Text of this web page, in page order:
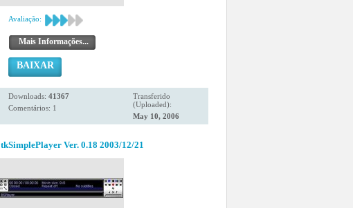
Avaliação:
Mais Informações...
BAIXAR
Downloads: 41367
Comentários: 1
Transferido
(Uploaded):
May 10, 2006
tkSimplePlayer Ver. 0.18 2003/12/21